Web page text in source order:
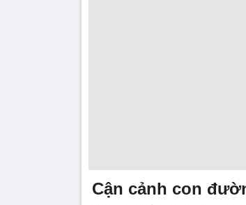
Cận cảnh con